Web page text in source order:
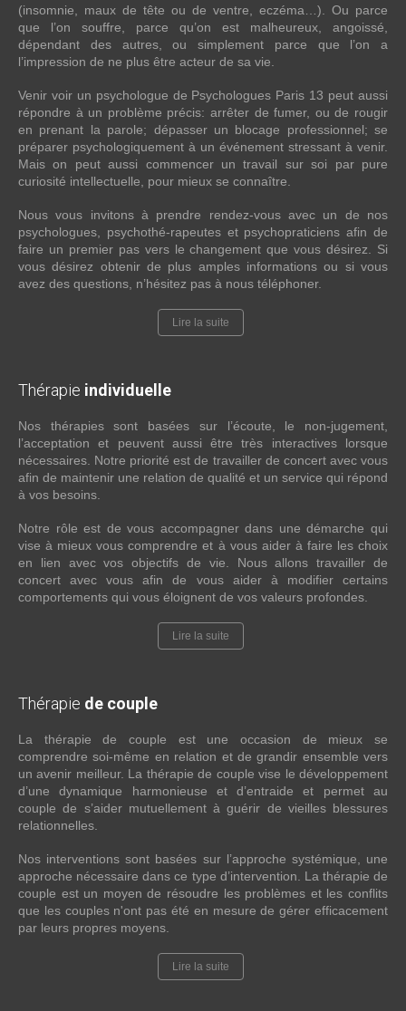
(insomnie, maux de tête ou de ventre, eczéma…). Ou parce
que l’on souffre, parce qu’on est malheureux, angoissé,
dépendant des autres, ou simplement parce que l’on a
l’impression de ne plus être acteur de sa vie.
Venir voir un psychologue de Psychologues Paris 13 peut aussi
répondre à un problème précis: arrêter de fumer, ou de rougir
en prenant la parole; dépasser un blocage professionnel; se
préparer psychologiquement à un événement stressant à venir.
Mais on peut aussi commencer un travail sur soi par pure
curiosité intellectuelle, pour mieux se connaître.
Nous vous invitons à prendre rendez-vous avec un de nos
psychologues, psychothé-rapeutes et psychopraticiens afin de
faire un premier pas vers le changement que vous désirez. Si
vous désirez obtenir de plus amples informations ou si vous
avez des questions, n’hésitez pas à nous téléphoner.
Lire la suite
Thérapie individuelle
Nos thérapies sont basées sur l’écoute, le non-jugement,
l’acceptation et peuvent aussi être très interactives lorsque
nécessaires. Notre priorité est de travailler de concert avec vous
afin de maintenir une relation de qualité et un service qui répond
à vos besoins.
Notre rôle est de vous accompagner dans une démarche qui
vise à mieux vous comprendre et à vous aider à faire les choix
en lien avec vos objectifs de vie. Nous allons travailler de
concert avec vous afin de vous aider à modifier certains
comportements qui vous éloignent de vos valeurs profondes.
Lire la suite
Thérapie de couple
La thérapie de couple est une occasion de mieux se
comprendre soi-même en relation et de grandir ensemble vers
un avenir meilleur. La thérapie de couple vise le développement
d’une dynamique harmonieuse et d’entraide et permet au
couple de s’aider mutuellement à guérir de vieilles blessures
relationnelles.
Nos interventions sont basées sur l’approche systémique, une
approche nécessaire dans ce type d’intervention. La thérapie de
couple est un moyen de résoudre les problèmes et les conflits
que les couples n'ont pas été en mesure de gérer efficacement
par leurs propres moyens.
Lire la suite